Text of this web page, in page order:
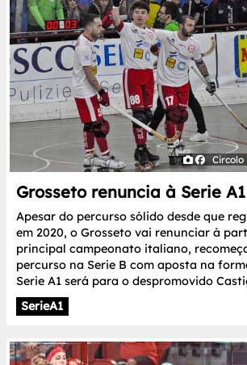
Grosseto renuncia à Serie A1
Apesar do percurso sólido desde que
em 2020, o Grosseto vai renunciar à
principal campeonato italiano,
percurso na Serie B com aposta na
Serie A1 será para o despromovido
SerieA1